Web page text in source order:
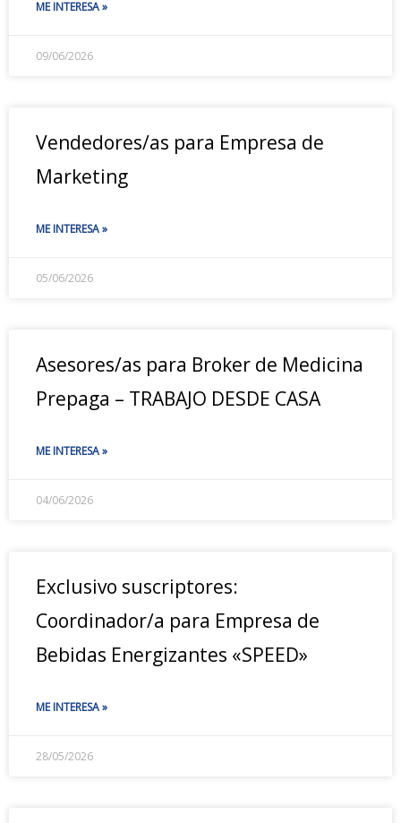
ME INTERESA »
09/06/2026
Vendedores/as para Empresa de
Marketing
ME INTERESA »
05/06/2026
Asesores/as para Broker de Medicina
Prepaga – TRABAJO DESDE CASA
ME INTERESA »
04/06/2026
Exclusivo suscriptores:
Coordinador/a para Empresa de
Bebidas Energizantes «SPEED»
ME INTERESA »
28/05/2026